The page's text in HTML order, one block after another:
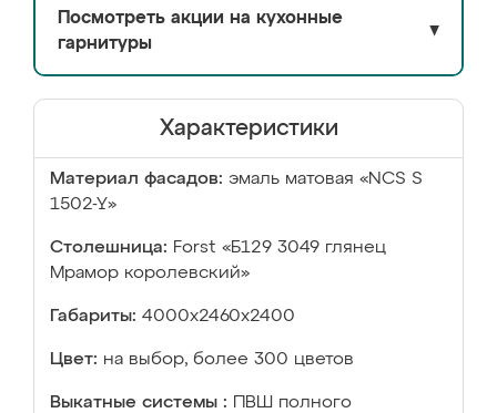
Посмотреть акции на кухонные
гарнитуры
▼
Характеристики
Материал фасадов: эмаль матовая «NCS S
1502-Y»
Столешница: Forst «Б129 3049 глянец
Мрамор королевский»
Габариты: 4000х2460х2400
Цвет: на выбор, более 300 цветов
Выкатные системы :
ПВШ полного